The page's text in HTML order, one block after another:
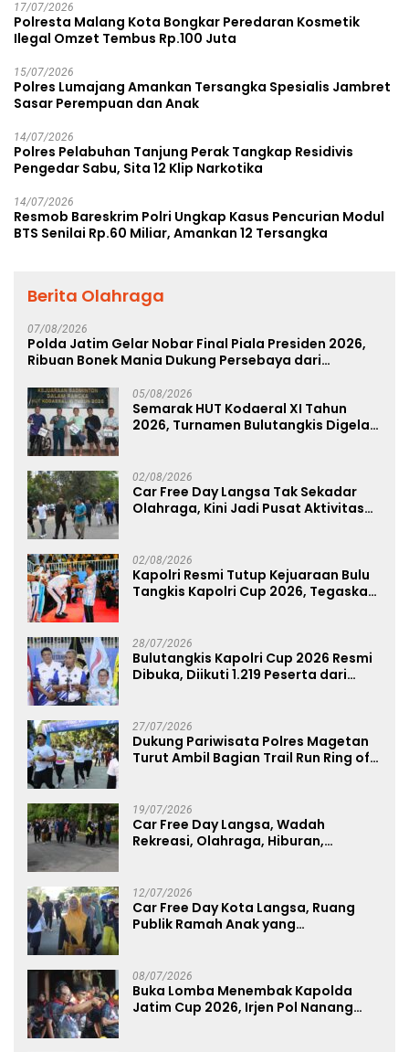
17/07/2026
Polresta Malang Kota Bongkar Peredaran Kosmetik
Ilegal Omzet Tembus Rp.100 Juta
15/07/2026
Polres Lumajang Amankan Tersangka Spesialis Jambret
Sasar Perempuan dan Anak
14/07/2026
Polres Pelabuhan Tanjung Perak Tangkap Residivis
Pengedar Sabu, Sita 12 Klip Narkotika
14/07/2026
Resmob Bareskrim Polri Ungkap Kasus Pencurian Modul
BTS Senilai Rp.60 Miliar, Amankan 12 Tersangka
Berita Olahraga
07/08/2026
Polda Jatim Gelar Nobar Final Piala Presiden 2026,
Ribuan Bonek Mania Dukung Persebaya dari
05/08/2026
Semarak HUT Kodaeral XI Tahun
2026, Turnamen Bulutangkis Digelar
02/08/2026
Car Free Day Langsa Tak Sekadar
Olahraga, Kini Jadi Pusat Aktivitas
02/08/2026
Kapolri Resmi Tutup Kejuaraan Bulu
Tangkis Kapolri Cup 2026, Tegaskan
28/07/2026
Bulutangkis Kapolri Cup 2026 Resmi
Dibuka, Diikuti 1.219 Peserta dari
27/07/2026
Dukung Pariwisata Polres Magetan
Turut Ambil Bagian Trail Run Ring of
19/07/2026
Car Free Day Langsa, Wadah
Rekreasi, Olahraga, Hiburan,
12/07/2026
Car Free Day Kota Langsa, Ruang
Publik Ramah Anak yang
08/07/2026
Buka Lomba Menembak Kapolda
Jatim Cup 2026, Irjen Pol Nanang